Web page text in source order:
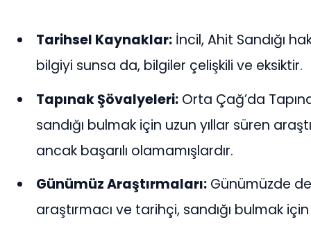
Tarihsel Kaynaklar: İncil, Ahit Sandığı
bilgiyi sunsa da, bilgiler çelişkili ve eksiktir.
Tapınak Şövalyeleri: Orta Çağ’da
sandığı bulmak için uzun yıllar süren
ancak başarılı olamamışlardır.
Günümüz Araştırmaları: Günümüzde
araştırmacı ve tarihçi, sandığı bulmak